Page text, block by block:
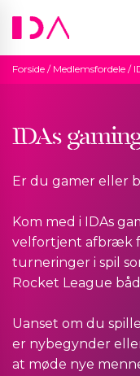
Forside / Medlemsfordele /
IDAs
Er du gamer eller
Kom med i IDAs
velfortjent afbræk
turneringer i spil
Rocket League
Uanset om du
er nybegynder
at møde nye